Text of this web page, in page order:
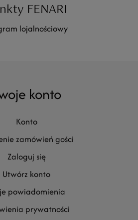
FENARI
lojalnościowy
konto
konto
zamówień gości
zaloguj się
utwórz konto
powiadomienia
prywatności